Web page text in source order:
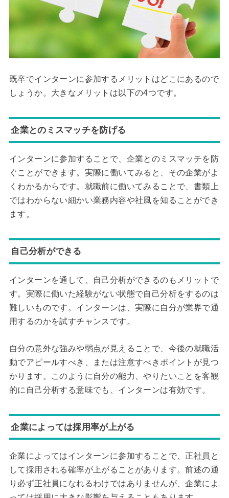
既卒でインターンに参加するメリットはどこにあるので
しょうか。大きなメリットは以下の4つです。
企業とのミスマッチを防げる
インターンに参加することで、企業とのミスマッチを防
ぐことができます。実際に働いてみると、その企業がよ
くわかるからです。就職前に働いてみることで、書類上
ではわからない細かい業務内容や社風を知ることができ
ます。
自己分析ができる
インターンを通して、自己分析ができるのもメリットで
す。実際に働いた経験がない状態で自己分析をするのは
難しいものです。インターンは、実際に自分が業界で通
用するのかを試すチャンスです。
自分の意外な強みや弱点が見えることで、今後の就職活
動でアピールすべき、または注意すべきポイントが見つ
かります。このように自分の能力、やりたいことを客観
的に自己分析する意味でも、インターンは有効です。
企業によっては採用率が上がる
企業によってはインターンに参加することで、正社員と
して採用される確率が上がることがあります。前述の通
り必ず正社員になれるわけではありませんが、企業によ